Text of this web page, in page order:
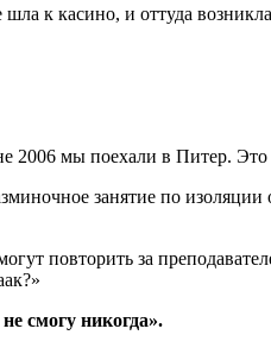
к касино, и оттуда
2006 мы поехали в Питер. Это
занятие по
повторить за
смогу никогда».